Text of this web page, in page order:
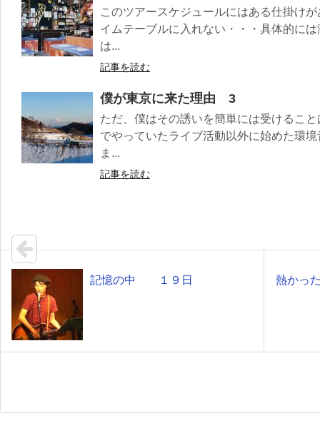
このツアースケジュールにはある仕掛け
イムテーブルに入れない・・・具体的に
は...
記事を読む
僕が東京に来た理由 3
ただ、僕はその誘いを簡単には受けるこ
でやっていたライブ活動以外に始めた環
ま...
記事を読む
記憶の中 １９日 熱かっ